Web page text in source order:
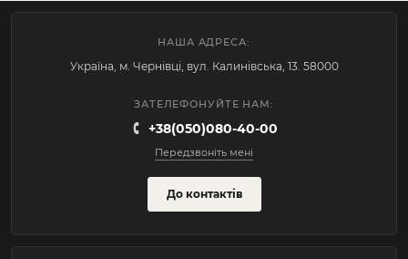
НАША АДРЕСА:
Україна, м. Чернівці, вул. Калинівська, 13. 58000
ЗАТЕЛЕФОНУЙТЕ НАМ:
+38(050)080-40-00
Передзвоніть мені
До контактів